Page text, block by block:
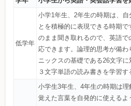
低学年
小学1年生、2年生の時期は、
とを積極的に表現できる時期
のまま聞き取れるので、英語で
応できます。論理的思考が備
ニックスの基礎である26文字に
３文字単語の読み書きを学習す
小学生3年生、4年生の時期は
覚えた言葉を自発的に使える